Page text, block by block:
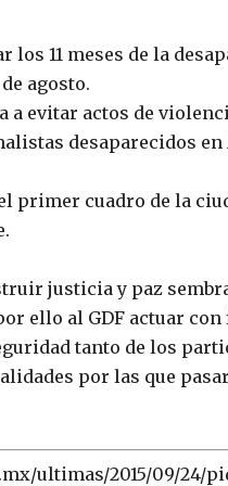
los 11 meses de la
agosto.
a evitar actos de
desaparecidos
primer cuadro de la
justicia y paz
ello al GDF actuar
tanto de los
por las que
ultimas/2015/09/24/